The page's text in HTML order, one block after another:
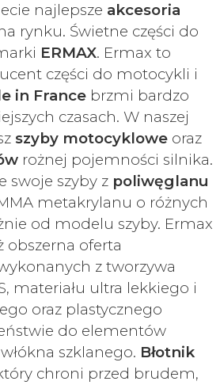
najlepsze akcesoria
rynku. Świetne części do
ERMAX. Ermax to
części do motocykli i
in France brzmi bardzo
czasach. W naszej
szyby motocyklowe oraz
rożnej pojemności silnika.
swoje szyby z poliwęglanu
metakrylanu o różnych
od modelu szyby. Ermax
obszerna oferta
z tworzywa
materiału ultra lekkiego i
oraz plastycznego
do elementów
szklanego. Błotnik
chroni przed brudem,